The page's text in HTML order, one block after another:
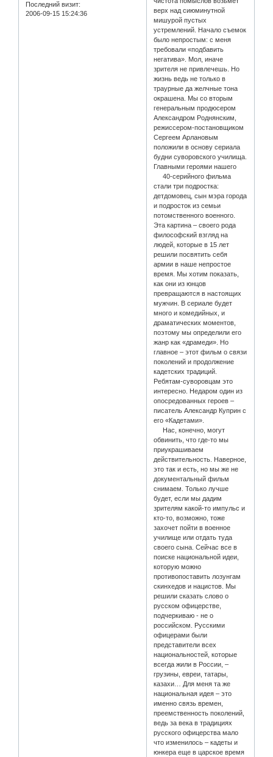
Последний визит:
2006-09-15 15:24:36
верх над сиюминутной
мишурой пустых
устремлений. Начало съемок
было непростым: с меня
требовали «подбавить
негатива». Мол, иначе
зрителя не привлечешь. Но
жизнь ведь не только в
траурные да желчные тона
окрашена. Мы со вторым
генеральным продюсером
Александром Роднянским,
режиссером-постановщиком
Сергеем Арлановым
положили в основу сериала
будни суворовского училища.
Главными героями нашего
40-серийного фильма
стали три подростка:
детдомовец, сын мэра города
и подросток из семьи
потомственного военного.
Эта картина – своего рода
философский взгляд на
людей, которые в 15 лет
решили посвятить себя
армии в наше непростое
время. Мы хотим показать,
как они из юнцов
превращаются в настоящих
мужчин. В сериале будет
много и комедийных, и
драматических моментов,
поэтому мы определили его
жанр как «драмеди». Но
главное – этот фильм о cвязи
поколений и продолжение
кадетских традиций.
Ребятам-суворовцам это
интересно. Недаром один из
опосредованных героев –
писатель Александр Куприн с
его «Кадетами».
Нас, конечно, могут
обвинить, что где-то мы
приукрашиваем
действительность. Наверное,
это так и есть, но мы же не
документальный фильм
снимаем. Только лучше
будет, если мы дадим
зрителям какой-то импульс и
кто-то, возможно, тоже
захочет пойти в военное
училище или отдать туда
своего сына. Сейчас все в
поиске национальной идеи,
которую можно
противопоставить лозунгам
скинхедов и нацистов. Мы
решили сказать слово о
русском офицерстве,
подчеркиваю - не о
российском. Русскими
офицерами были
представители всех
национальностей, которые
всегда жили в России, –
грузины, евреи, татары,
казахи… Для меня та же
национальная идея – это
именно связь времен,
преемственность поколений,
ведь за века в традициях
русского офицерства мало
что изменилось – кадеты и
юнкера еще в царское время